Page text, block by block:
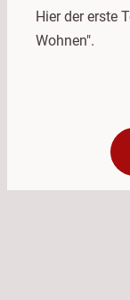
Hier der erste
Wohnen".